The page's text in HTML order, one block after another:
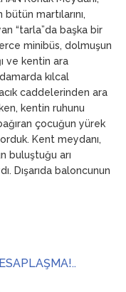
martılarını,
“tarla”da başka bir
minibüs, dolmuşun
ve kentin ara
kılcal
caddelerinden ara
kentin ruhunu
çocuğun yürek
Kent meydanı,
buluştuğu arı
Dışarıda baloncunun